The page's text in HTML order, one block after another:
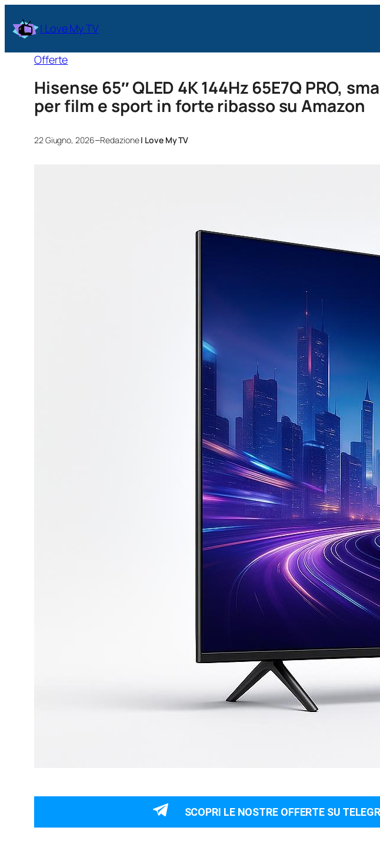
I Love My TV
Offerte
Hisense 65″ QLED 4K 144Hz 65E7Q PRO,
per film e sport in forte ribasso su Amazon
22 Giugno, 2026–RedazioneI Love My TV
SCOPRI LE NOSTRE OFFERTE SU